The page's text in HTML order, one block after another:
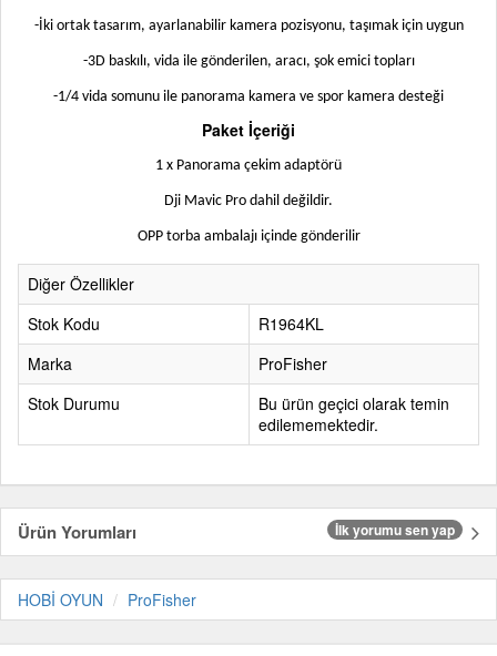
-İki ortak tasarım, ayarlanabilir kamera pozisyonu, taşımak için uygun
-3D baskılı, vida ile gönderilen, aracı, şok emici topları
-1/4 vida somunu ile panorama kamera ve spor kamera desteği
Paket İçeriği
1 x Panorama çekim adaptörü
Dji Mavic Pro dahil değildir.
OPP torba ambalajı içinde gönderilir
Diğer Özellikler
Stok Kodu
R1964KL
Marka
ProFisher
Stok Durumu
Bu ürün geçici olarak temin
edilememektedir.
Ürün Yorumları İlk yorumu sen yap
HOBİ OYUN ProFisher